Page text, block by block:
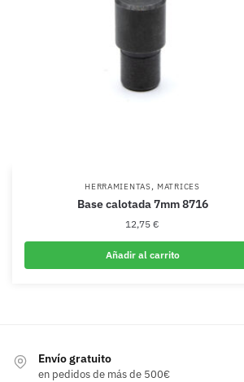
HERRAMIENTAS, MATRICES
Base calotada 7mm 8716
12,75 €
Añadir al carrito
Envío gratuito
en pedidos de más de 500€